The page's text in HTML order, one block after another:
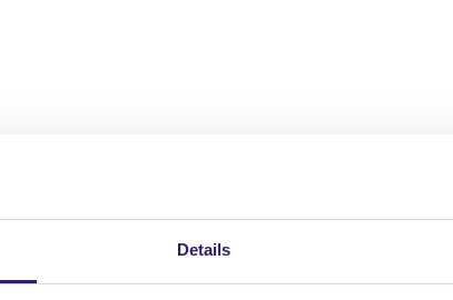
Details
schriftelijk gebeuren.
Zorg er dus voor dat jullie de